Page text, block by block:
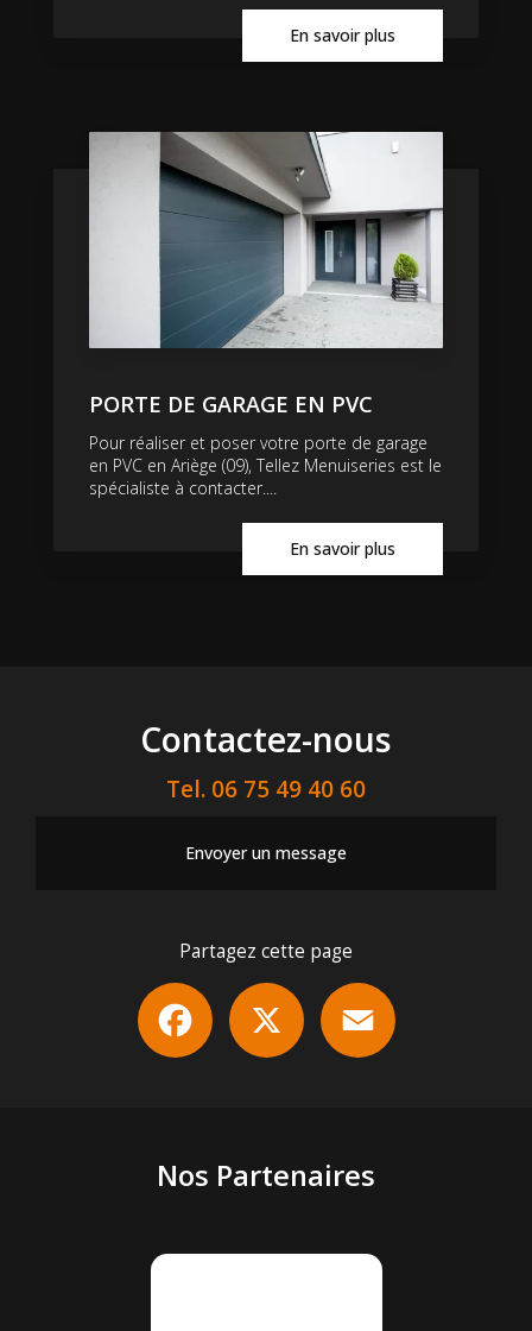
En savoir plus
PORTE DE GARAGE EN PVC
Pour réaliser et poser votre porte de garage
en PVC en Ariège (09), Tellez Menuiseries est le
spécialiste à contacter....
En savoir plus
Contactez-nous
Tel. 06 75 49 40 60
Envoyer un message
Partagez cette page
Facebook
Nos Partenaires